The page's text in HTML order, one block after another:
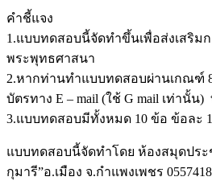
คำชี้แจง
1.แบบทดสอบนี้จัดทำขึ้นเพื่อส่งเสริม
พระพุทธศาสนา
2.หากท่านทำแบบทดสอบผ่านเกณฑ์
บัตรทาง E – mail (ใช้ G mail เท่านั้
3.แบบทดสอบมีทั้งหมด 10 ข้อ ข้อละ
แบบทดสอบนี้จัดทำโดย ห้องสมุดประ
กุมารี”อ.เมือง จ.กำแพงเพชร